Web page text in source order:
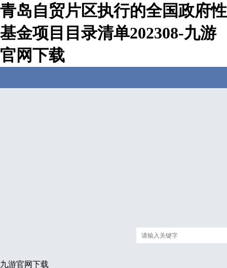
青岛自贸片区执行的全国政府性
基金项目目录清单202308-九游
官网下载
九游官网下载